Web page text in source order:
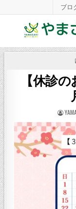
ブロ
【休診